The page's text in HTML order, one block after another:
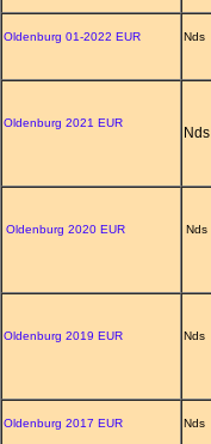
Oldenburg 01-2022 EUR Nds
Oldenburg 2021 EUR
Nds
Oldenburg 2020 EUR Nds
Oldenburg 2019 EUR Nds
Oldenburg 2017 EUR Nds